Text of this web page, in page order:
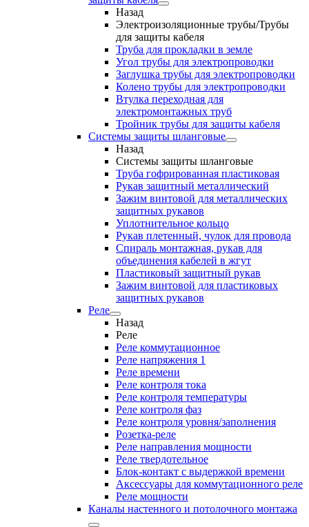
Назад
Электроизоляционные трубы/Трубы
для защиты кабеля
Труба для прокладки в земле
Угол трубы для электропроводки
Заглушка трубы для электропроводки
Колено трубы для электропроводки
Втулка переходная для
электромонтажных труб
Тройник трубы для защиты кабеля
Системы защиты шланговые
Назад
Системы защиты шланговые
Труба гофрированная пластиковая
Рукав защитный металлический
Зажим винтовой для металлических
защитных рукавов
Уплотнительное кольцо
Рукав плетенный, чулок для провода
Спираль монтажная, рукав для
объединения кабелей в жгут
Пластиковый защитный рукав
Зажим винтовой для пластиковых
защитных рукавов
Реле
Назад
Реле
Реле коммутационное
Реле напряжения 1
Реле времени
Реле контроля тока
Реле контроля температуры
Реле контроля фаз
Реле контроля уровня/заполнения
Розетка-реле
Реле направления мощности
Реле твердотельное
Блок-контакт с выдержкой времени
Аксессуары для коммутационного реле
Реле мощности
Каналы настенного и потолочного монтажа